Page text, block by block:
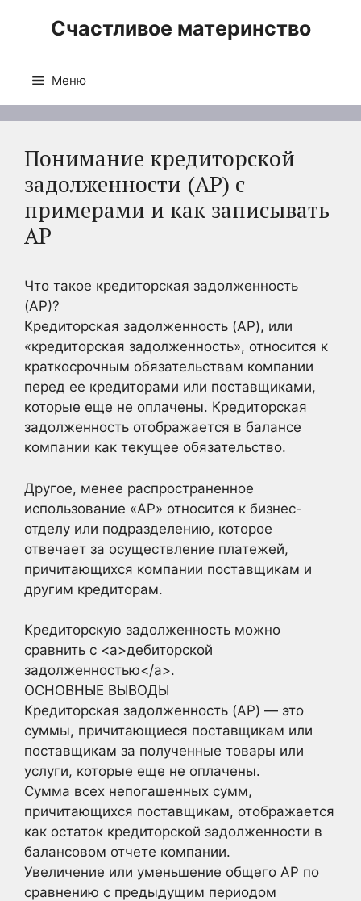
Счастливое материнство
Меню
Понимание кредиторской
задолженности (AP) с
примерами и как записывать
AP
Что такое кредиторская задолженность
(AP)?
Кредиторская задолженность (AP), или
«кредиторская задолженность», относится к
краткосрочным обязательствам компании
перед ее кредиторами или поставщиками,
которые еще не оплачены. Кредиторская
задолженность отображается в балансе
компании как текущее обязательство.
Другое, менее распространенное
использование «AP» относится к бизнес-
отделу или подразделению, которое
отвечает за осуществление платежей,
причитающихся компании поставщикам и
другим кредиторам.
Кредиторскую задолженность можно
сравнить с <a>дебиторской
задолженностью</a>.
ОСНОВНЫЕ ВЫВОДЫ
Кредиторская задолженность (AP) — это
суммы, причитающиеся поставщикам или
поставщикам за полученные товары или
услуги, которые еще не оплачены.
Сумма всех непогашенных сумм,
причитающихся поставщикам, отображается
как остаток кредиторской задолженности в
балансовом отчете компании.
Увеличение или уменьшение общего AP по
сравнению с предыдущим периодом